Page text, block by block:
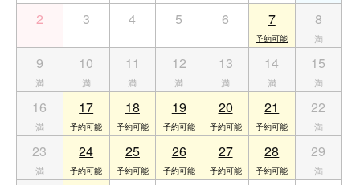
2 3 4 5 6 7 8
9 10 11 12 13 14 15
16 17 18 19 20 21 22
23 24 25 26 27 28 29